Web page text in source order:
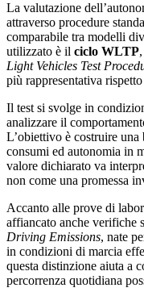
La valutazione
attraverso procedure
comparabile tra modelli
utilizzato è il ciclo WLTP
Light Vehicles Test
più rappresentativa
Il test si svolge in
analizzare il
L’obiettivo è costruire
consumi ed autonomia in
valore dichiarato va
non come una promessa
Accanto alle prove di
affiancato anche verifiche
Driving Emissions, nate
in condizioni di marcia
questa distinzione aiuta a
percorrenza quotidiana